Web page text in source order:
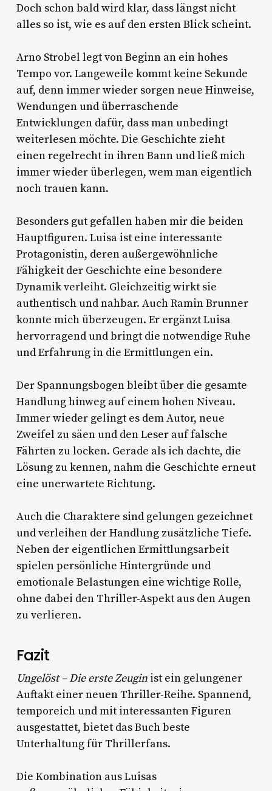
Doch schon bald wird klar, dass längst nicht
alles so ist, wie es auf den ersten Blick scheint.
Arno Strobel legt von Beginn an ein hohes
Tempo vor. Langeweile kommt keine Sekunde
auf, denn immer wieder sorgen neue Hinweise,
Wendungen und überraschende
Entwicklungen dafür, dass man unbedingt
weiterlesen möchte. Die Geschichte zieht
einen regelrecht in ihren Bann und ließ mich
immer wieder überlegen, wem man eigentlich
noch trauen kann.
Besonders gut gefallen haben mir die beiden
Hauptfiguren. Luisa ist eine interessante
Protagonistin, deren außergewöhnliche
Fähigkeit der Geschichte eine besondere
Dynamik verleiht. Gleichzeitig wirkt sie
authentisch und nahbar. Auch Ramin Brunner
konnte mich überzeugen. Er ergänzt Luisa
hervorragend und bringt die notwendige Ruhe
und Erfahrung in die Ermittlungen ein.
Der Spannungsbogen bleibt über die gesamte
Handlung hinweg auf einem hohen Niveau.
Immer wieder gelingt es dem Autor, neue
Zweifel zu säen und den Leser auf falsche
Fährten zu locken. Gerade als ich dachte, die
Lösung zu kennen, nahm die Geschichte erneut
eine unerwartete Richtung.
Auch die Charaktere sind gelungen gezeichnet
und verleihen der Handlung zusätzliche Tiefe.
Neben der eigentlichen Ermittlungsarbeit
spielen persönliche Hintergründe und
emotionale Belastungen eine wichtige Rolle,
ohne dabei den Thriller-Aspekt aus den Augen
zu verlieren.
Fazit
Ungelöst – Die erste Zeuginist ein gelungener
Auftakt einer neuen Thriller-Reihe. Spannend,
temporeich und mit interessanten Figuren
ausgestattet, bietet das Buch beste
Unterhaltung für Thrillerfans.
Die Kombination aus Luisas